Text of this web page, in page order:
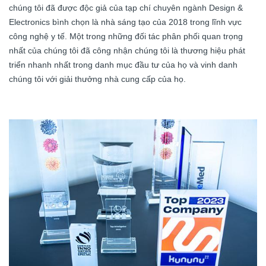
chúng tôi đã được độc giả của tạp chí chuyên ngành Design &
Electronics bình chọn là nhà sáng tạo của 2018 trong lĩnh vực
công nghệ y tế. Một trong những đối tác phân phối quan trọng
nhất của chúng tôi đã công nhận chúng tôi là thương hiệu phát
triển nhanh nhất trong danh mục đầu tư của họ và vinh danh
chúng tôi với giải thưởng nhà cung cấp của họ.